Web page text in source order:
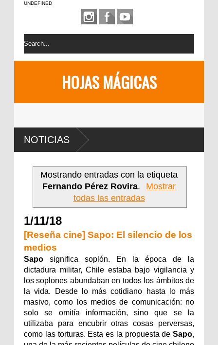
UNDEFINED
HOJAS MÁGICAS
NOTICIAS
Mostrando entradas con la etiqueta
Fernando Pérez Rovira.
Mostrar
todas las entradas
1/11/18
[Reseña cine] Sapo: El silencio de los
medios
Sapo significa soplón. En la época de la
dictadura militar, Chile estaba bajo vigilancia y
los soplones abundaban en todos los ámbitos de
la vida. Desde lo más cotidiano hasta lo más
masivo, como los medios de comunicación: no
solo se omitía información, sino que se la
utilizaba para encubrir otras cosas perversas,
como las torturas. Esta es la propuesta de Sapo,